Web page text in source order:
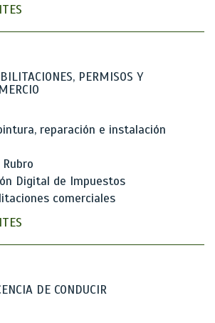
PERMISOS Y
reparación e instalación
Digital de Impuestos
comerciales
DE CONDUCIR